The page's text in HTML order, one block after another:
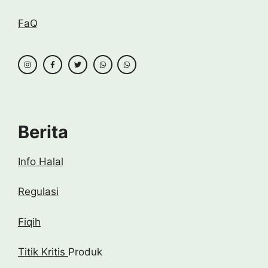
FaQ
Berita
Info Halal
Regulasi
Fiqih
Titik Kritis Produk